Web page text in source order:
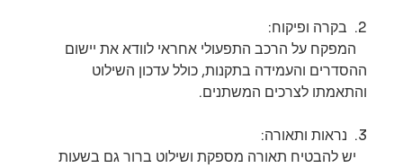
2.  בקרה ופיקוח:
   המפקח על הרכב התפעולי אחראי לוודא את יישום
ההסדרים והעמידה בתקנות, כולל עדכון השילוט
והתאמתו לצרכים המשתנים.
3.  נראות ותאורה:
   יש להבטיח תאורה מספקת ושילוט ברור גם בשעות